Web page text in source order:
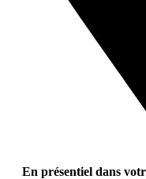
En présentiel dans